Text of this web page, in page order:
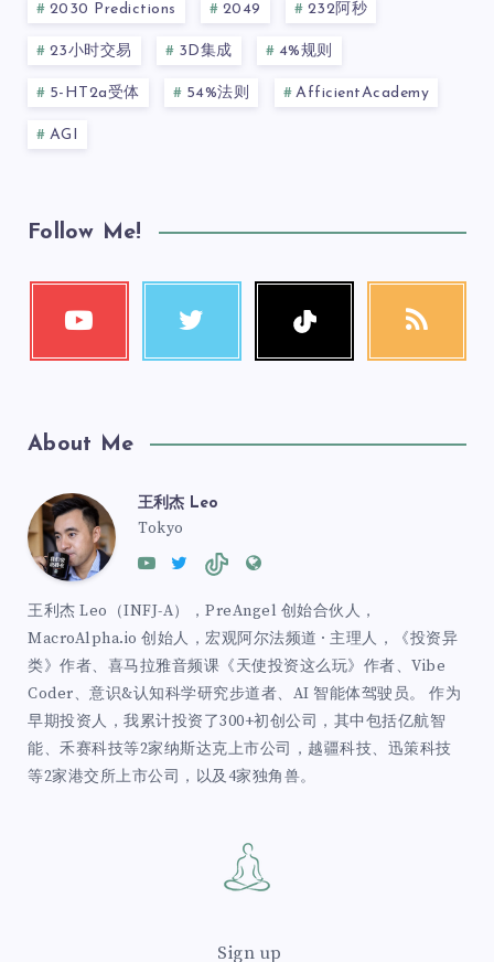
2030 Predictions 2049 232阿秒
23小时交易 3D集成 4%规则
5-HT2a受体 54%法则 AfficientAcademy
AGI
Follow Me!
About Me
王利杰 Leo
Tokyo
王利杰 Leo（INFJ-A），PreAngel 创始合伙人，
MacroAlpha.io 创始人，宏观阿尔法频道 · 主理人，《投资异
类》作者、喜马拉雅音频课《天使投资这么玩》作者、Vibe
Coder、意识&认知科学研究步道者、AI 智能体驾驶员。 作为
早期投资人，我累计投资了300+初创公司，其中包括亿航智
能、禾赛科技等2家纳斯达克上市公司，越疆科技、迅策科技
等2家港交所上市公司，以及4家独角兽。
Sign up